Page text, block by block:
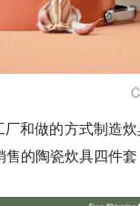
和做的方式制造
的陶瓷炊具四件套